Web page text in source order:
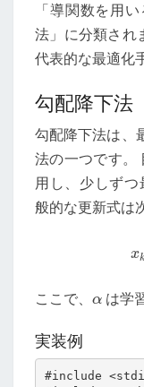
「導関数を用
法」に分類され
代表的な最適化
勾配降下法
勾配降下法は、
法の一つです。
用し、少しず
般的な更新式は
x
ここで、 α
α は学
実装例
#include